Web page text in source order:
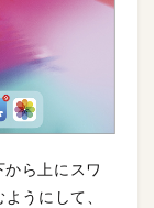
ら上にスワ
うにして、